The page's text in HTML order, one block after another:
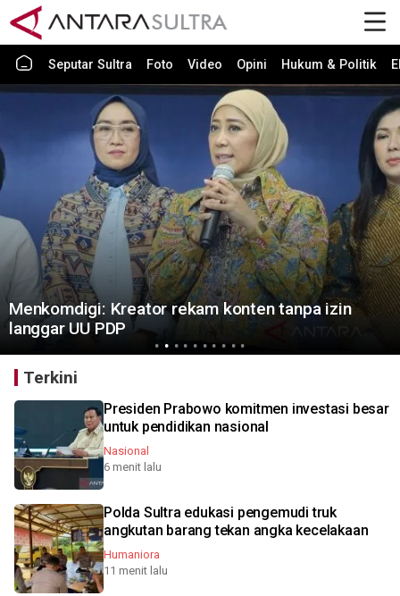
Seputar Sultra Foto Video Opini Hukum & Politik
Wali Kota pastikan fasilitas Sekolah Rakyat
Kendari dukung perkembangan siswa
Terkini
Presiden Prabowo komitmen investasi besar
untuk pendidikan nasional
Nasional
6 menit lalu
Polda Sultra edukasi pengemudi truk
angkutan barang tekan angka kecelakaan
Humaniora
11 menit lalu